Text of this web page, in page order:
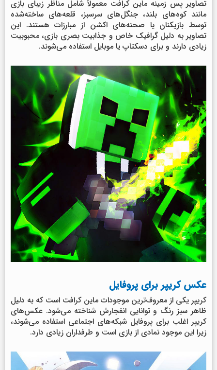
تصاویر پس زمینه ماین کرافت معمولاً شامل مناظر زیبای بازی
مانند کوه‌های بلند، جنگل‌های سرسبز، قلعه‌های ساخته‌شده
توسط بازیکنان یا صحنه‌های اکشن از مبارزات هستند. این
تصاویر به دلیل گرافیک خاص و جذابیت بصری بازی، محبوبیت
زیادی دارند و برای دسکتاپ یا موبایل استفاده می‌شوند.
عکس کریپر برای پروفایل
کریپر یکی از معروف‌ترین موجودات ماین کرافت است که به دلیل
ظاهر سبز رنگ و توانایی انفجارش شناخته می‌شود. عکس‌های
کریپر اغلب برای پروفایل شبکه‌های اجتماعی استفاده می‌شوند،
زیرا این موجود نمادی از بازی است و طرفداران زیادی دارد.